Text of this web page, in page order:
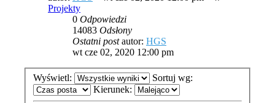
Projekty
0 Odpowiedzi
14083 Odsłony
Ostatni postautor: HGS
wt cze 02, 2020 12:00 pm
Wyświetl:
Sortuj wg:
Kierunek: